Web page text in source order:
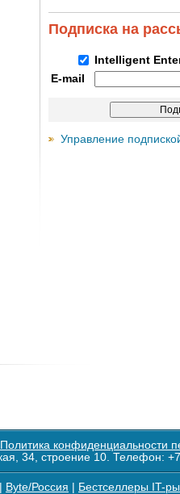
Подписка на
Intelligent
E-mail
Управление
Политика конфиденциальности
34, строение 10. Телефон:
Byte/Россия Бестселлеры IT-